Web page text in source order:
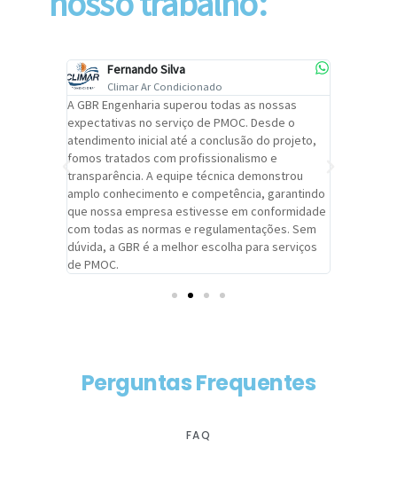
Fernando Silva
Climar Ar Condicionado
A GBR Engenharia superou todas as nossas
expectativas no serviço de PMOC. Desde o
atendimento inicial até a conclusão do projeto,
fomos tratados com profissionalismo e
transparência. A equipe técnica demonstrou
amplo conhecimento e competência, garantindo
que nossa empresa estivesse em conformidade
com todas as normas e regulamentações. Sem
dúvida, a GBR é a melhor escolha para serviços
de PMOC.
Perguntas Frequentes
FAQ